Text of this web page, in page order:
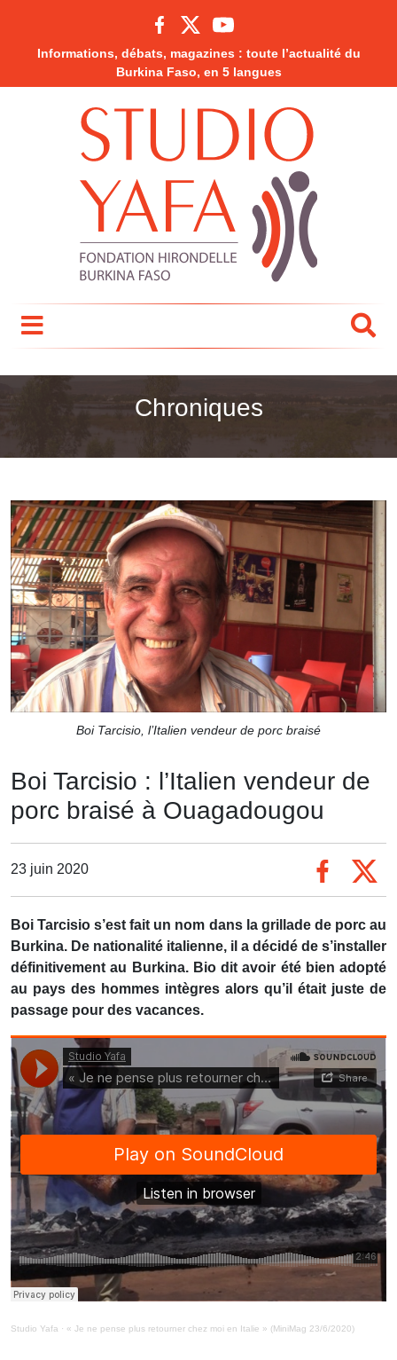
Informations, débats, magazines : toute l’actualité du
Burkina Faso, en 5 langues
Chroniques
Boi Tarcisio, l’Italien vendeur de porc braisé
Boi Tarcisio : l’Italien vendeur de
porc braisé à Ouagadougou
23 juin 2020
Boi Tarcisio s’est fait un nom dans la grillade de porc au
Burkina. De nationalité italienne, il a décidé de s’installer
définitivement au Burkina. Bio dit avoir été bien adopté
au pays des hommes intègres alors qu’il était juste de
passage pour des vacances.
Studio Yafa · « Je ne pense plus retourner chez moi en Italie » (MiniMag 23/6/2020)